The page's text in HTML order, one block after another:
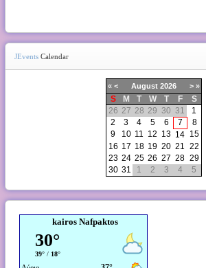
JEvents Calendar
« < August 2026 > »
S M T W T F
S
26 27 28 29 30 31
1
2
3 4 5 6 7
8
9
10 11 12 13 14 15
16 17 18 19 20 21 22
23 24 25 26 27 28 29
30 31 1 2 3 4 5
kairos Nafpaktos